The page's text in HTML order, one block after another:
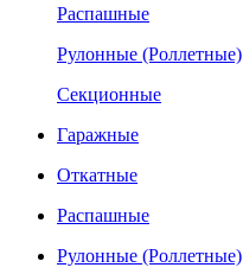
Распашные
Рулонные (Роллетные)
Секционные
Гаражные
Откатные
Распашные
Рулонные (Роллетные)